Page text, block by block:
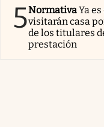
5NormativaYa
visitarán casa
de los titulares
prestación